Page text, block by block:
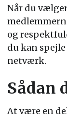
Når du
og
du kan
netværk.
Sådan
At være en